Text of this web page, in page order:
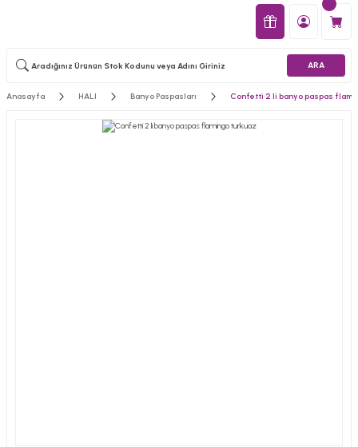
ARA
Anasayfa HALI Banyo Paspasları Confetti 2 li banyo paspas